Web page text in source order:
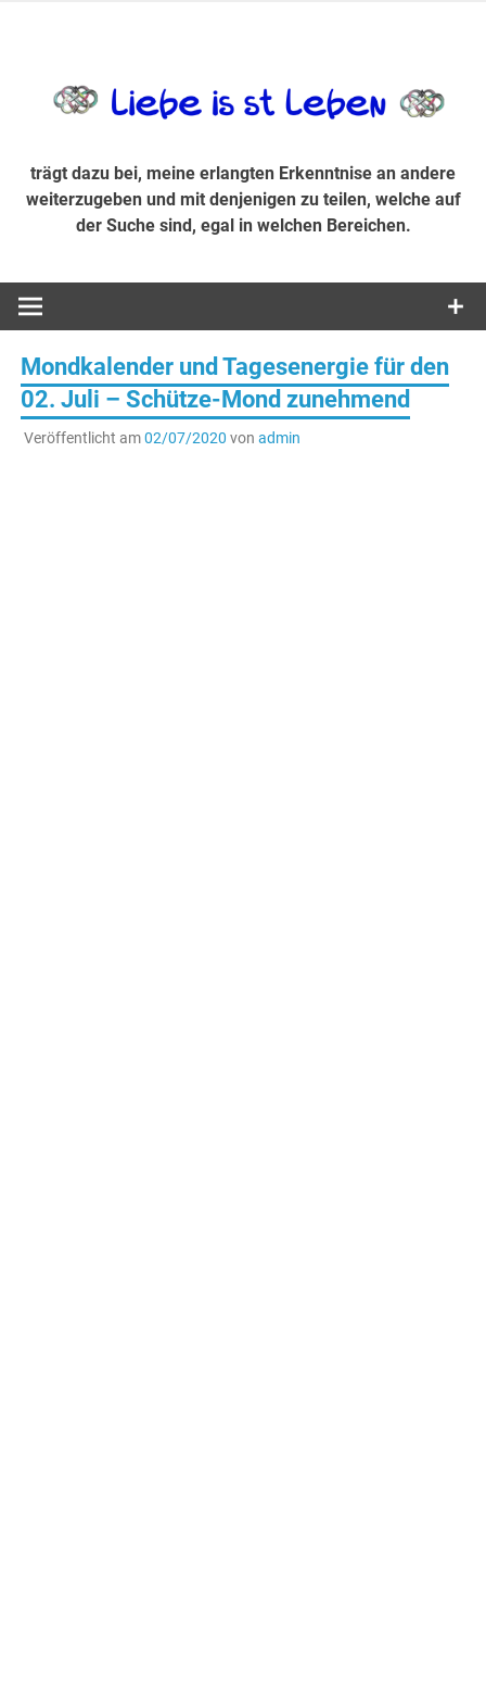
Suche sind, egal in welchen Bereichen.
trägt dazu bei, meine erlangten Erkenntnise an andere
weiterzugeben und mit denjenigen zu teilen, welche auf
der Suche sind, egal in welchen Bereichen.
Mondkalender und Tagesenergie für den
02. Juli – Schütze-Mond zunehmend
Veröffentlicht am02/07/2020 von admin